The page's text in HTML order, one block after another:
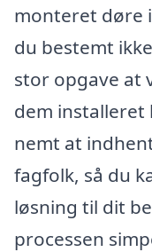
monteret døre
du bestemt
stor opgave at
dem installeret
nemt at
fagfolk, så du
løsning til dit
processen